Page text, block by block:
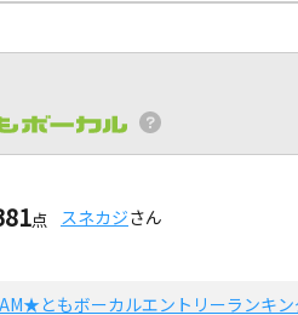
点 スネカジ さん
ともボーカルエントリーランキン